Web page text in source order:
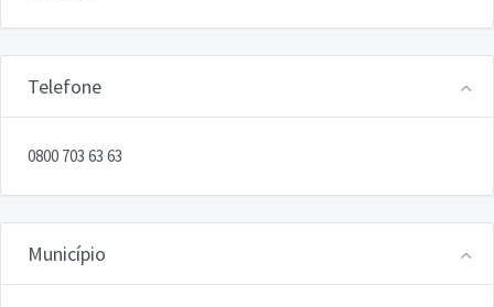
Telefone
0800 703 63 63
Município